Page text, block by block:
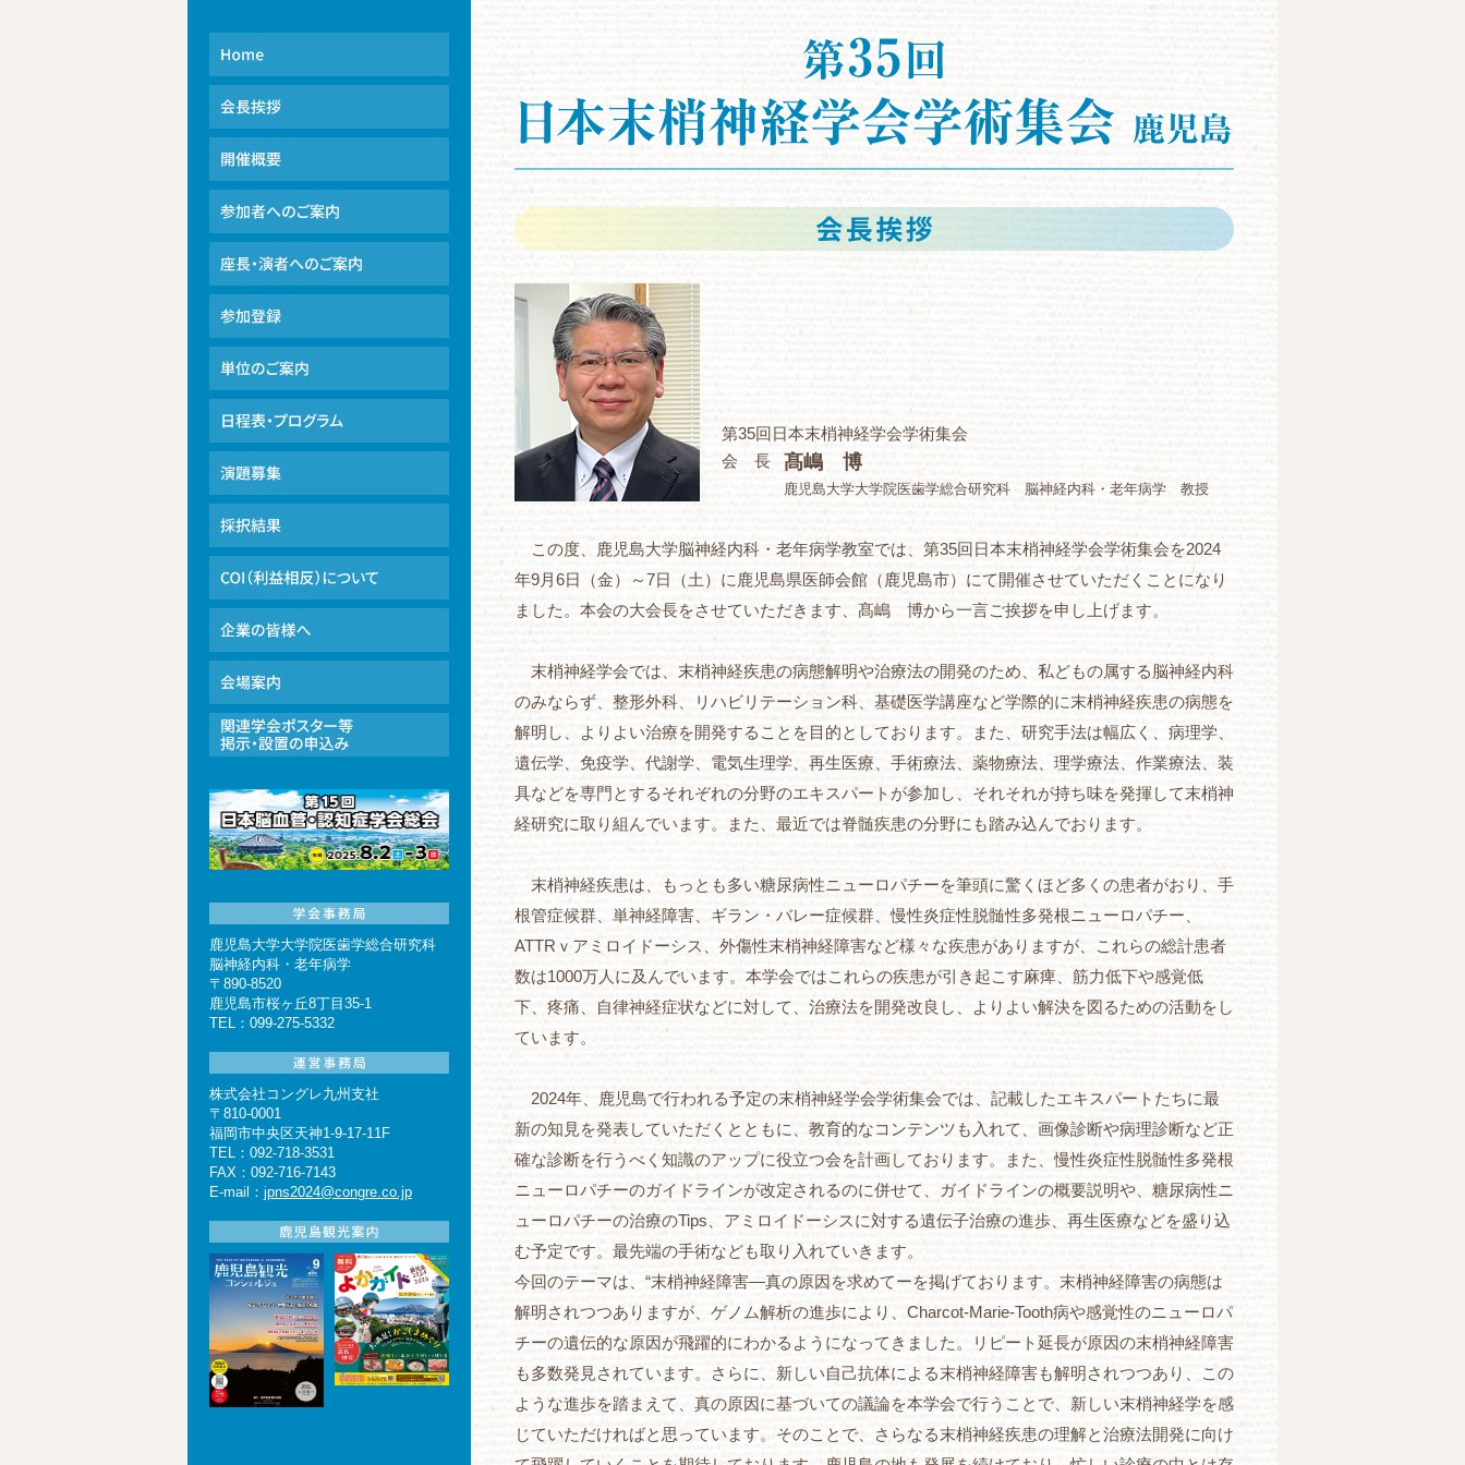
鹿児島大学大学院医歯学総合研究科
脳神経内科・老年病学
〒890-8520
鹿児島市桜ヶ丘8丁目35-1
TEL：099-275-5332
株式会社コングレ九州支社
〒810-0001
福岡市中央区天神1-9-17-11F
TEL：092-718-3531
FAX：092-716-7143
E-mail： jpns2024@congre.co.jp
第35回日本末梢神経学会学術集会
会 長
髙嶋 博
鹿児島大学大学院医歯学総合研究科 脳神経内科・老年病学 教授
この度、鹿児島大学脳神経内科・老年病学教室では、第35回日本末梢神経学会学術集会を2024
年9月6日（金）～7日（土）に鹿児島県医師会館（鹿児島市）にて開催させていただくことになり
ました。本会の大会長をさせていただきます、髙嶋 博から一言ご挨拶を申し上げます。
末梢神経学会では、末梢神経疾患の病態解明や治療法の開発のため、私どもの属する脳神経内科
のみならず、整形外科、リハビリテーション科、基礎医学講座など学際的に末梢神経疾患の病態を
解明し、よりよい治療を開発することを目的としております。また、研究手法は幅広く、病理学、
遺伝学、免疫学、代謝学、電気生理学、再生医療、手術療法、薬物療法、理学療法、作業療法、装
具などを専門とするそれぞれの分野のエキスパートが参加し、それそれが持ち味を発揮して末梢神
経研究に取り組んでいます。また、最近では脊髄疾患の分野にも踏み込んでおります。
末梢神経疾患は、もっとも多い糖尿病性ニューロパチーを筆頭に驚くほど多くの患者がおり、手
根管症候群、単神経障害、ギラン・バレー症候群、慢性炎症性脱髄性多発根ニューロパチー、
ATTRｖアミロイドーシス、外傷性末梢神経障害など様々な疾患がありますが、これらの総計患者
数は1000万人に及んでいます。本学会ではこれらの疾患が引き起こす麻痺、筋力低下や感覚低
下、疼痛、自律神経症状などに対して、治療法を開発改良し、よりよい解決を図るための活動をし
ています。
2024年、鹿児島で行われる予定の末梢神経学会学術集会では、記載したエキスパートたちに最
新の知見を発表していただくとともに、教育的なコンテンツも入れて、画像診断や病理診断など正
確な診断を行うべく知識のアップに役立つ会を計画しております。また、慢性炎症性脱髄性多発根
ニューロパチーのガイドラインが改定されるのに併せて、ガイドラインの概要説明や、糖尿病性ニ
ューロパチーの治療のTips、アミロイドーシスに対する遺伝子治療の進歩、再生医療などを盛り込
む予定です。最先端の手術なども取り入れていきます。
今回のテーマは、“末梢神経障害―真の原因を求めてーを掲げております。末梢神経障害の病態は
解明されつつありますが、ゲノム解析の進歩により、Charcot-Marie-Tooth病や感覚性のニューロパ
チーの遺伝的な原因が飛躍的にわかるようになってきました。リピート延長が原因の末梢神経障害
も多数発見されています。さらに、新しい自己抗体による末梢神経障害も解明されつつあり、この
ような進歩を踏まえて、真の原因に基づいての議論を本学会で行うことで、新しい末梢神経学を感
じていただければと思っています。そのことで、さらなる末梢神経疾患の理解と治療法開発に向け